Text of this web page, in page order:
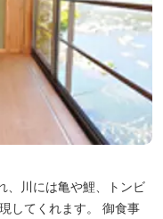
、川には亀や鯉、トンビ
してくれます。 御食事